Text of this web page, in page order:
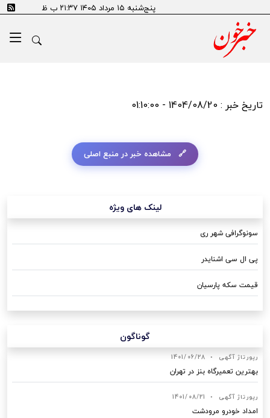
پنج‌شنبه ۱۵ مرداد ۱۴۰۵ ۲۱:۳۷ ب ظ
تاریخ خبر : 1404/08/20 - 01:10:00
مشاهده خبر در منبع اصلی
لینک های ویژه
سونوگرافی شهر ری
پی ال سی اشنایدر
قیمت سکه پارسیان
گوناگون
رپورتاژ آگهی •
1401/06/28
بهترین تعمیرگاه بنز در تهران
رپورتاژ آگهی •
1401/08/21
امداد خودرو مرودشت